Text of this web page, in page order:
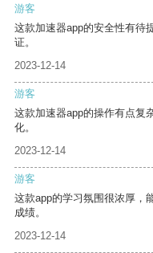
游客
这款加速器app的安全性有待
证。
2023-12-14
游客
这款加速器app的操作有点复
化。
2023-12-14
游客
这款app的学习氛围很浓厚，
成绩。
2023-12-14